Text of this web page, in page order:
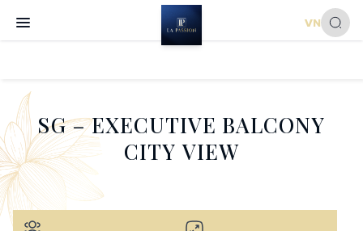
VN
SG – EXECUTIVE BALCONY
CITY VIEW